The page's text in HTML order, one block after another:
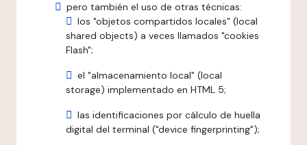
pero también el uso de otras técnicas:
los "objetos compartidos locales" (local
shared objects) a veces llamados "cookies
Flash";
el "almacenamiento local" (local
storage) implementado en HTML 5;
las identificaciones por cálculo de huella
digital del terminal ("device fingerprinting");